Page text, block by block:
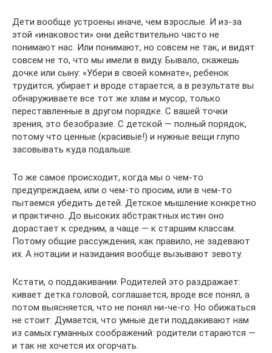
Дети вообще устроены иначе, чем взрослые. И из-за
этой «инаковости» они действительно часто не
понимают нас. Или понимают, но совсем не так, и видят
совсем не то, что мы имели в виду. Бывало, скажешь
дочке или сыну: «Убери в своей комнате», ребенок
трудится, убирает и вроде старается, а в результате вы
обнаруживаете все тот же хлам и мусор, только
переставленные в другом порядке. С вашей точки
зрения, это безобразие. С детской — полный порядок,
потому что ценные (красивые!) и нужные вещи глупо
засовывать куда подальше.
То же самое происходит, когда мы о чем-то
предупреждаем, или о чем-то просим, или в чем-то
пытаемся убедить детей. Детское мышление конкретно
и практично. До высоких абстрактных истин оно
дорастает к средним, а чаще — к старшим классам.
Потому общие рассуждения, как правило, не задевают
их. А нотации и назидания вообще вызывают зевоту.
Кстати, о поддакивании. Родителей это раздражает:
кивает детка головой, соглашается, вроде все понял, а
потом выясняется, что не понял ни-че-го. Но обижаться
не стоит. Думается, что умные дети поддакивают нам
из самых гуманных соображений: родители стараются —
и так не хочется их огорчать.